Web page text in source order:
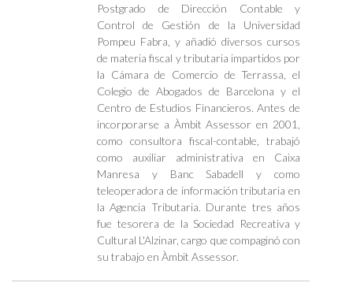
Postgrado de Dirección Contable y
Control de Gestión de la Universidad
Pompeu Fabra, y añadió diversos cursos
de materia fiscal y tributaria impartidos por
la Cámara de Comercio de Terrassa, el
Colegio de Abogados de Barcelona y el
Centro de Estudios Financieros. Antes de
incorporarse a Àmbit Assessor en 2001,
como consultora fiscal-contable, trabajó
como auxiliar administrativa en Caixa
Manresa y Banc Sabadell y como
teleoperadora de información tributaria en
la Agencia Tributaria. Durante tres años
fue tesorera de la Sociedad Recreativa y
Cultural L'Alzinar, cargo que compaginó con
su trabajo en Àmbit Assessor.